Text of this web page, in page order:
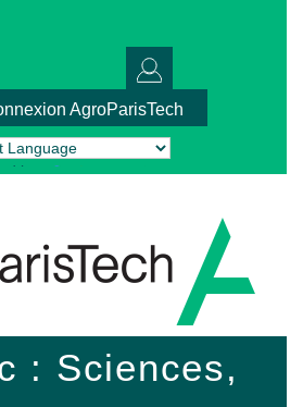
AgroParisTech
by Translate
: Sciences,